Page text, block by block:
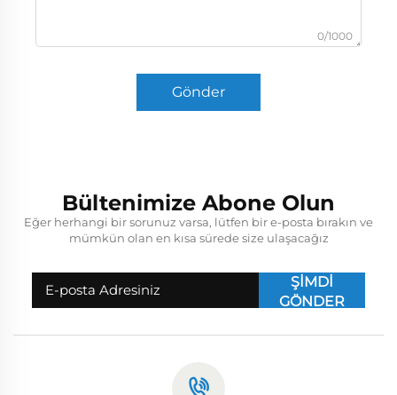
0/1000
Gönder
Bültenimize Abone Olun
Eğer herhangi bir sorunuz varsa, lütfen bir e-posta bırakın ve
mümkün olan en kısa sürede size ulaşacağız
ŞİMDİ
GÖNDER